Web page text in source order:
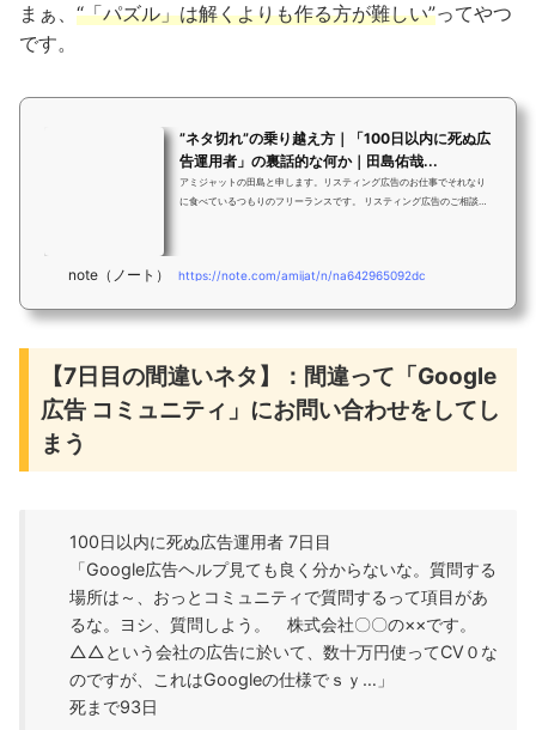
まぁ、 “「パズル」は解くよりも作る方が難しい”ってやつ
です。
”ネタ切れ”の乗り越え方｜「100日以内に死ぬ広
告運用者」の裏話的な何か｜田島佑哉...
アミジャットの田島と申します。リスティング広告のお仕事でそれなり
に食べているつもりのフリーランスです。 リスティング広告のご相談な
いうネタツイートを投稿していました。 最初にこのネタを始めたのはDA
note（ノート） https://note.com/amijat/n/na642965092dc
【7日目の間違いネタ】：間違って「Google
広告 コミュニティ」にお問い合わせをしてし
まう
100日以内に死ぬ広告運用者 7日目
「Google広告ヘルプ見ても良く分からないな。質問する
場所は～、おっとコミュニティで質問するって項目があ
るな。ヨシ、質問しよう。 株式会社〇〇の××です。
△△という会社の広告に於いて、数十万円使ってCV０な
のですが、これはGoogleの仕様でｓｙ…」
死まで93日